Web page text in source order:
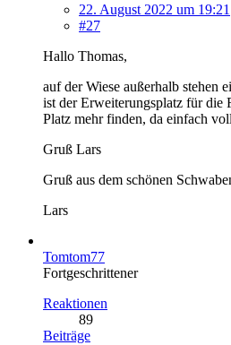
22. August 2022 um 19:21
#27
Hallo Thomas,
auf der Wiese außerhalb stehen
ist der Erweiterungsplatz für die
Platz mehr finden, da einfach
Gruß Lars
Gruß aus dem schönen
Lars
Tomtom77
Fortgeschrittener
Reaktionen
89
Beiträge